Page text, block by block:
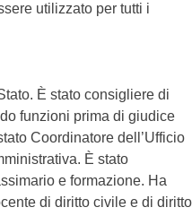
utilizzato per tutti i
È stato consigliere di
funzioni prima di giudice
Coordinatore dell’Ufficio
È stato
e formazione. Ha
di diritto civile e di diritto